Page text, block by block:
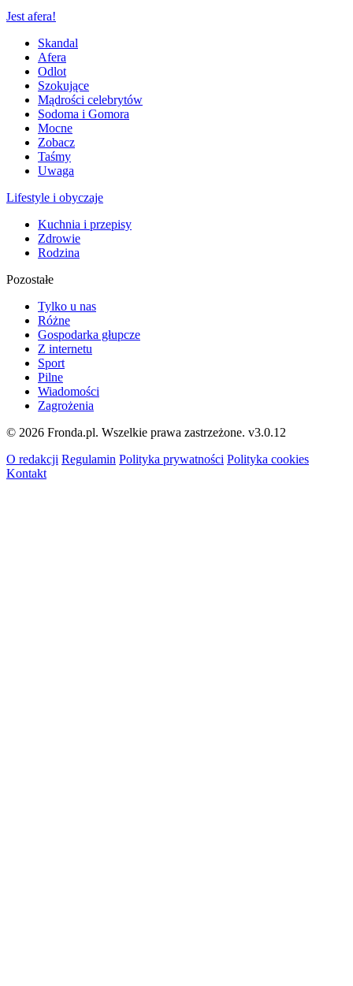
Jest afera!
Skandal
Afera
Odlot
Szokujące
Mądrości celebrytów
Sodoma i Gomora
Mocne
Zobacz
Taśmy
Uwaga
Lifestyle i obyczaje
Kuchnia i przepisy
Zdrowie
Rodzina
Pozostałe
Tylko u nas
Różne
Gospodarka głupcze
Z internetu
Sport
Pilne
Wiadomości
Zagrożenia
© 2026 Fronda.pl. Wszelkie prawa zastrzeżone. v3.0.12
O redakcji Regulamin Polityka prywatności Polityka cookies
Kontakt